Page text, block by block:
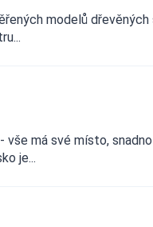
modelů
vše má své místo,
je...